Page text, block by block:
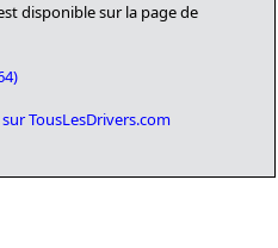
disponible sur la page de
TousLesDrivers.com